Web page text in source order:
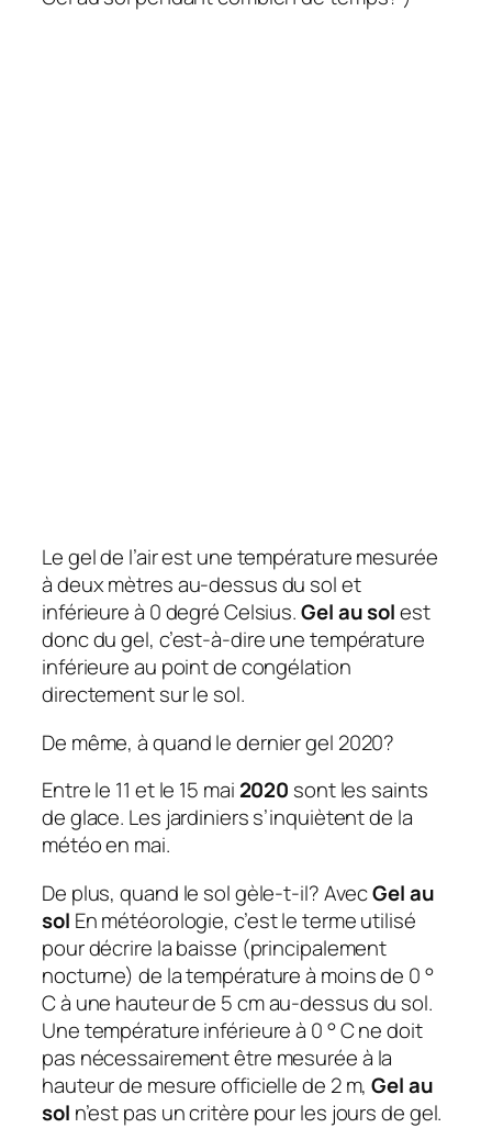
Le gel de l’air est une température mesurée
à deux mètres au-dessus du sol et
inférieure à 0 degré Celsius.Gel au solest
donc du gel, c’est-à-dire une température
inférieure au point de congélation
directement sur le sol.
De même, à quand le dernier gel 2020?
Entre le 11 et le 15 mai 2020 sont les saints
de glace. Les jardiniers s’inquiètent de la
météo en mai.
De plus, quand le sol gèle-t-il? AvecGel au
sol En météorologie, c’est le terme utilisé
pour décrire la baisse (principalement
nocturne) de la température à moins de 0 °
C à une hauteur de 5 cm au-dessus du sol.
Une température inférieure à 0 ° C ne doit
pas nécessairement être mesurée à la
hauteur de mesure officielle de 2 m,Gel au
sol n’est pas un critère pour les jours de gel.